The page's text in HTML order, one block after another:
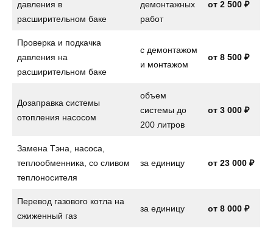
давления в
расширительном баке
демонтажных
работ
от 2 500 ₽
Проверка и подкачка
давления на
расширительном баке
с демонтажом
и монтажом
от 8 500 ₽
Дозаправка системы
отопления насосом
объем
системы до
200 литров
от 3 000 ₽
Замена Тэна, насоса,
теплообменника, со сливом
теплоносителя
за единицу от 23 000 ₽
Перевод газового котла на
сжиженный газ
за единицу от 8 000 ₽